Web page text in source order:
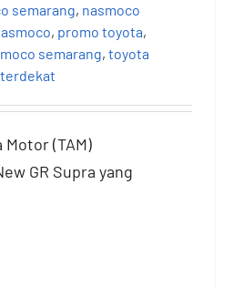
semarang, nasmoco
, promo toyota,
semarang, toyota
(TAM)
GR Supra yang